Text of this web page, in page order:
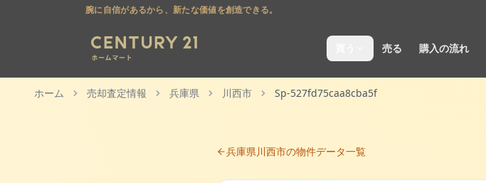
腕に自信があるから、新たな価値を創造できる。
売る 購入の流れ
ホーム 売却査定情報 兵庫県 川西市 Sp-527fd75caa8cba5f
兵庫県川西市の物件データ一覧